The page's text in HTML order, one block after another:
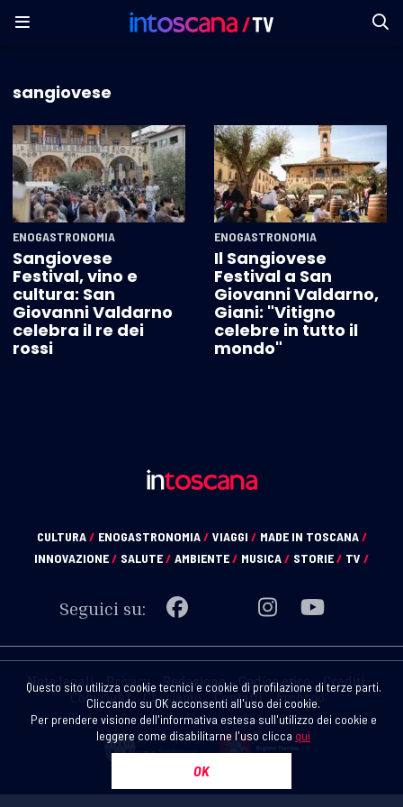
sangiovese
ENOGASTRONOMIA
Sangiovese
Festival, vino e
cultura: San
Giovanni Valdarno
celebra il re dei
rossi
ENOGASTRONOMIA
Il Sangiovese
Festival a San
Giovanni Valdarno,
Giani: "Vitigno
celebre in tutto il
mondo"
CULTURA/ ENOGASTRONOMIA/ VIAGGI / MADE IN TOSCANA/
INNOVAZIONE/ SALUTE/ AMBIENTE/ MUSICA/ STORIE/ TV /
Seguici su:
Note legali Privacy Redazione Codice etico
Crediti
Copyright
Chi siamo Contatti Archivio
Questo sito utilizza cookie tecnici e cookie di profilazione di terze parti.
Cliccando su OK acconsenti all'uso dei cookie.
Per prendere visione dell'informativa estesa sull'utilizzo dei cookie e
leggere come disabilitarne l'uso clicca qui
OK